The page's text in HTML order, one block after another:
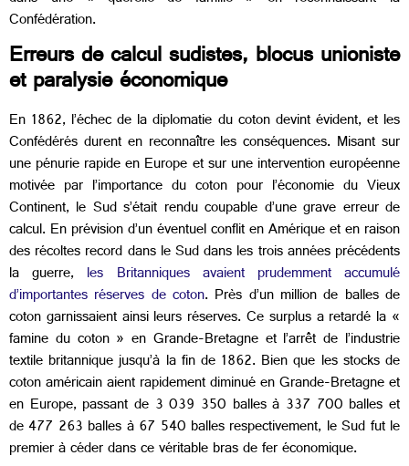
Confédération.
Erreurs de calcul sudistes, blocus unioniste
et paralysie économique
En 1862, l’échec de la diplomatie du coton devint évident, et les
Confédérés durent en reconnaître les conséquences. Misant sur
une pénurie rapide en Europe et sur une intervention européenne
motivée par l’importance du coton pour l’économie du Vieux
Continent, le Sud s’était rendu coupable d’une grave erreur de
calcul. En prévision d’un éventuel conflit en Amérique et en raison
des récoltes record dans le Sud dans les trois années précédents
la guerre, les Britanniques avaient prudemment accumulé
d’importantes réserves de coton. Près d’un million de balles de
coton garnissaient ainsi leurs réserves. Ce surplus a retardé la «
famine du coton » en Grande-Bretagne et l’arrêt de l’industrie
textile britannique jusqu’à la fin de 1862. Bien que les stocks de
coton américain aient rapidement diminué en Grande-Bretagne et
en Europe, passant de 3 039 350 balles à 337 700 balles et
de 477 263 balles à 67 540 balles respectivement, le Sud fut le
premier à céder dans ce véritable bras de fer économique.